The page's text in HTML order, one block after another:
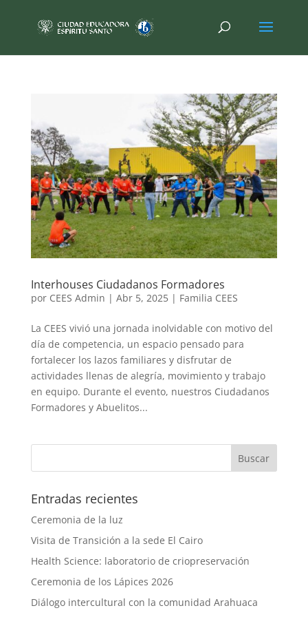
Interhouses Ciudadanos Formadores
por CEES Admin | Abr 5, 2025| Familia CEES
La CEES vivió una jornada inolvidable con motivo del
día de competencia, un espacio pensado para
fortalecer los lazos familiares y disfrutar de
actividades llenas de alegría, movimiento y trabajo
en equipo. Durante el evento, nuestros Ciudadanos
Formadores y Abuelitos...
Entradas recientes
Ceremonia de la luz
Visita de Transición a la sede El Cairo
Health Science: laboratorio de criopreservación
Ceremonia de los Lápices 2026
Diálogo intercultural con la comunidad Arahuaca